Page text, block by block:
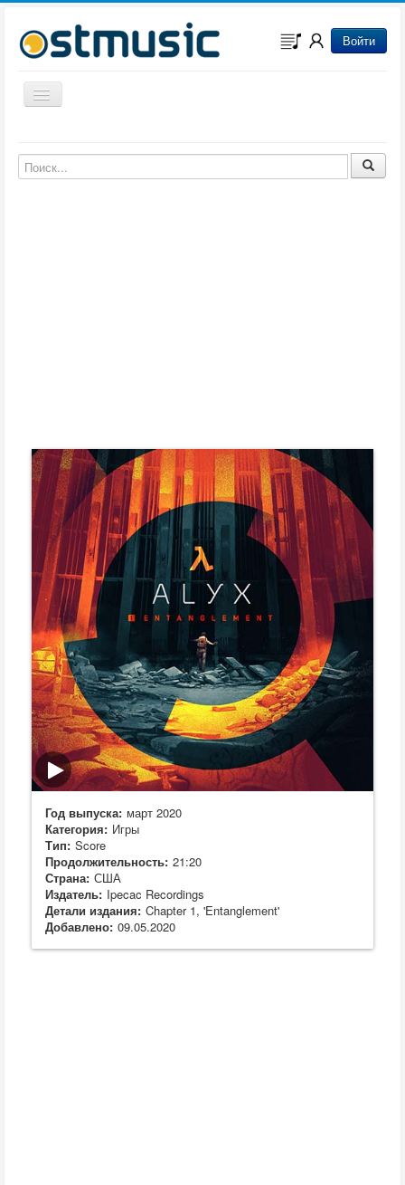
Войти
Включить/выключить навигацию
Музыка из мультфильмов
Музыка из сериалов
Год выпуска: март 2020
Категория: Игры
Тип: Score
Продолжительность: 21:20
Страна: США
Издатель: Ipecac Recordings
Детали издания: Chapter 1, 'Entanglement'
Добавлено: 09.05.2020